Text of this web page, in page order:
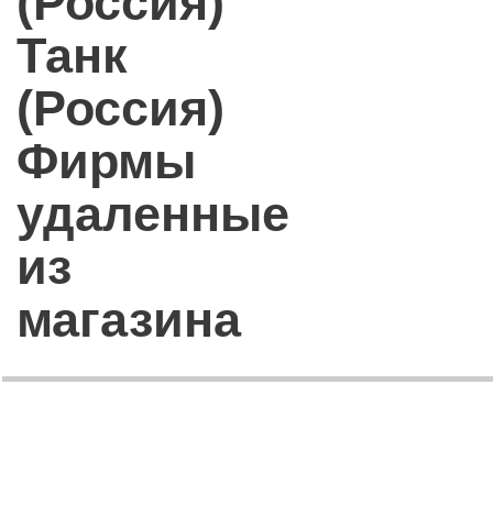
Танк
(Россия)
Фирмы
удаленные
из
магазина